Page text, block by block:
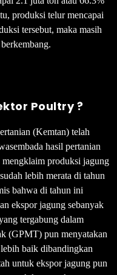
produksi telur mencapai
tersebut, maka masih
Poultry ?
(Kemtan) telah
hasil pertanian
produksi jagung
lebih merata di tahun
bahwa di tahun ini
ekspor jagung sebanyak
tergabung dalam
(GPMT) pun menyatakan
baik dibandingkan
untuk ekspor jagung pun